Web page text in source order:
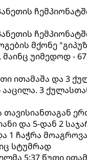
მქონე
უიმედოდ -
ითამაშა და 3
ააცილა. 3
თავისიანთაგან
და 5-დან 2
1 ჩაჭრა
სტუმრად
5:37 წუთი